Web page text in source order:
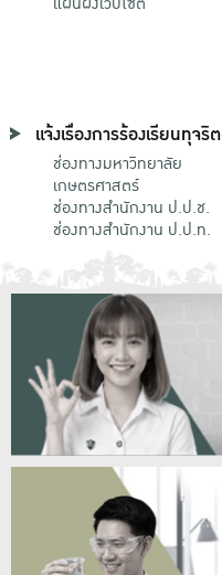
แจ้งเรื่องการร้องเรียนทุจริต
ช่องทางมหาวิทยาลัย
เกษตรศาสตร์
ช่องทางสำนักงาน ป.ป.ช.
ช่องทางสำนักงาน ป.ป.ท.